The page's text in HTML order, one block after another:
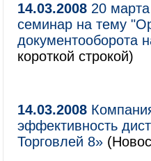
14.03.2008 20
семинар на тему
документооборота
короткой строкой)
14.03.2008
эффективность
Торговлей 8»